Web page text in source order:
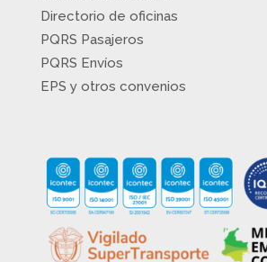
Directorio de oficinas
PQRS Pasajeros
PQRS Envíos
EPS y otros convenios